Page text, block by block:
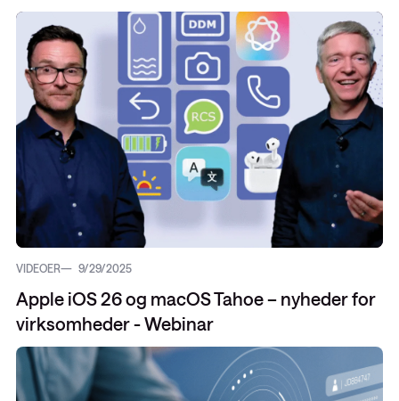
VIDEOER 9/29/2025
Apple iOS 26 og macOS Tahoe – nyheder for
virksomheder - Webinar